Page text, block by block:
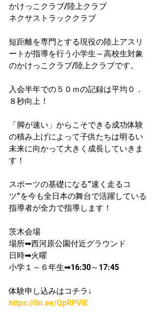
かけっこクラブ/陸上クラブ
ネクサストラッククラブ
短距離を専門とする現役の陸上アスリ
ートが指導を行う小学生～高校生対象
のかけっこクラブ/陸上クラブです。
入会半年での５０ｍの記録は平均０．
８秒向上！​
「脚が速い」からこそできる成功体験
の積み上げによって子供たちは明るい
未来に向かって大きく成長していきま
す！
スポーツの基礎になる”速く走るコ
ツ”を今も全日本の舞台で活躍している
指導者が​全力で指導します！
茨木会場
場所➡西河原公園付近グラウンド
日時➡火曜
​小学１～６年生➡16:30～17:45
体験申し込みはコチラ↓
https://lin.ee/QpRPViE